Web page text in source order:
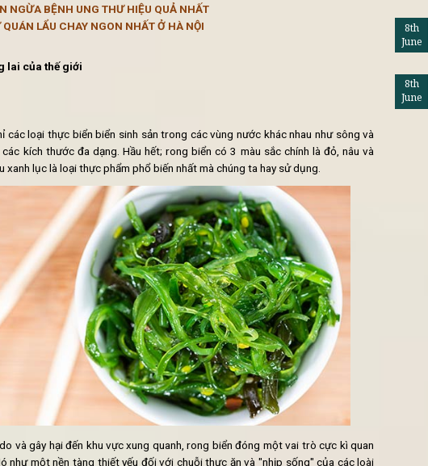
những nguyên liệu được sử dụng rất nhiều trong các món ăn chay ở
đến từ biển cả này được coi là thực phẩm của tương lai đối với
và tác dụng của rong biển đem lại cho con người. Vậy điều gì khiến
phổ biến trong tương lai? Hãy cùng Vị Lai tìm hiểu qua bài viết
CHAY HÀ NỘI NGON NHẤT KHÔNG THỂ BỎ LỠ
NGĂN NGỪA BỆNH UNG THƯ HIỆU QUẢ NHẤT
TỪ QUÁN LẨU CHAY NGON NHẤT Ở HÀ NỘI
tương lai của thế giới
để chỉ các loại thực biển biển sinh sản trong các vùng nước khác nhau
triển với các kích thước đa dạng. Hầu hết; rong biển có 3 màu sắc chính là
biển màu xanh lục là loại thực phẩm phổ biến nhất mà chúng ta hay sử dụng.